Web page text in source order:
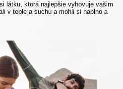
látku, ktorá najlepšie vyhovuje vašim
v teple a suchu a mohli si naplno a